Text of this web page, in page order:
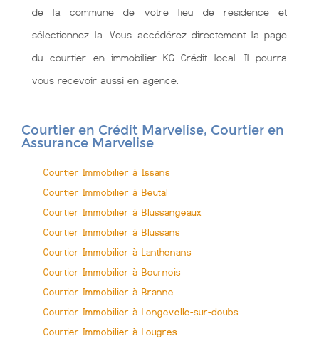
de la commune de votre lieu de résidence et
sélectionnez la. Vous accédérez directement la page
du courtier en immobilier KG Crédit local. Il pourra
vous recevoir aussi en agence.
Courtier en Crédit Marvelise, Courtier en
Assurance Marvelise
Courtier Immobilier à Issans
Courtier Immobilier à Beutal
Courtier Immobilier à Blussangeaux
Courtier Immobilier à Blussans
Courtier Immobilier à Lanthenans
Courtier Immobilier à Bournois
Courtier Immobilier à Branne
Courtier Immobilier à Longevelle-sur-doubs
Courtier Immobilier à Lougres